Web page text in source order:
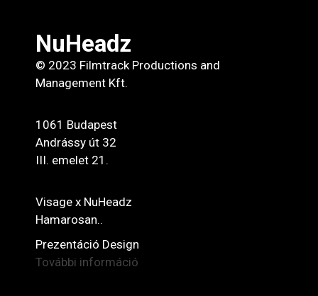
NuHeadz
© 2023 Filmtrack Productions and
Management Kft.
1061 Budapest
Andrássy út 32
III. emelet 21.
Visage x NuHeadz
Hamarosan..
Prezentáció Design
További információ